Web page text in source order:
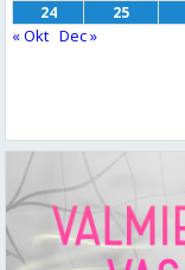
24
25
« Okt Dec »